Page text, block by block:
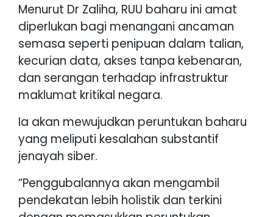
Menurut Dr Zaliha, RUU baharu ini amat
diperlukan bagi menangani ancaman
semasa seperti penipuan dalam talian,
kecurian data, akses tanpa kebenaran,
dan serangan terhadap infrastruktur
maklumat kritikal negara.
Ia akan mewujudkan peruntukan baharu
yang meliputi kesalahan substantif
jenayah siber.
“Penggubalannya akan mengambil
pendekatan lebih holistik dan terkini